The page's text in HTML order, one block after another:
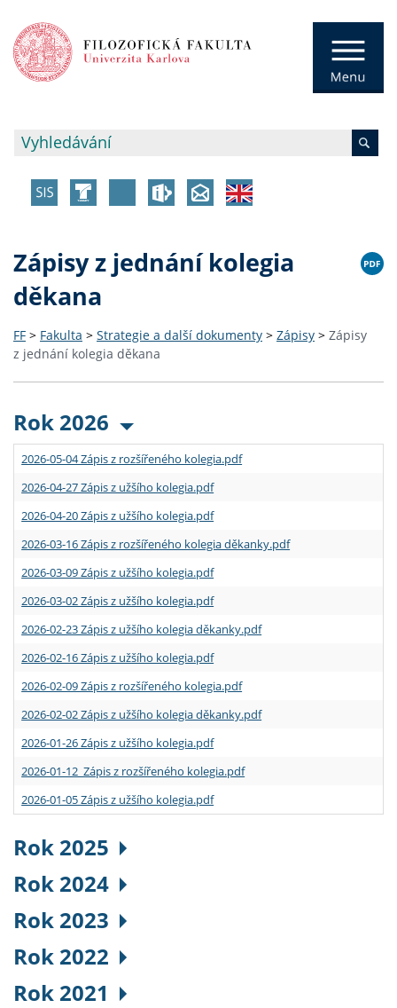
Zápisy z jednání kolegia
děkana
FF > Fakulta > Strategie a další dokumenty > Zápisy > Zápisy
z jednání kolegia děkana
Rok 2026
2026-05-04 Zápis z rozšířeného kolegia.pdf
2026-04-27 Zápis z užšího kolegia.pdf
2026-04-20 Zápis z užšího kolegia.pdf
2026-03-16 Zápis z rozšířeného kolegia děkanky.pdf
2026-03-09 Zápis z užšího kolegia.pdf
2026-03-02 Zápis z užšího kolegia.pdf
2026-02-23 Zápis z užšího kolegia děkanky.pdf
2026-02-16 Zápis z užšího kolegia.pdf
2026-02-09 Zápis z rozšířeného kolegia.pdf
2026-02-02 Zápis z užšího kolegia děkanky.pdf
2026-01-26 Zápis z užšího kolegia.pdf
2026-01-12 Zápis z rozšířeného kolegia.pdf
2026-01-05 Zápis z užšího kolegia.pdf
Rok 2025
Rok 2024
Rok 2023
Rok 2022
Rok 2021